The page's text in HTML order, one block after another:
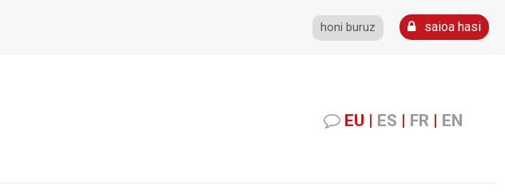
honi buruz saioa hasi
EU | ES | FR | EN